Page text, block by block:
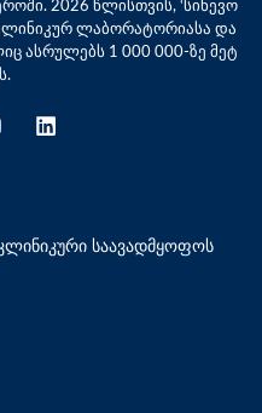
2026 წლისთვის, ‘სინევო
ლაბორატორიასა და
ასრულებს 1 000 000-ზე მეტ
საავადმყოფოს